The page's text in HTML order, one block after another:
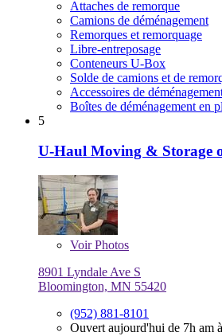
Attaches de remorque
Camions de déménagement
Remorques et remorquage
Libre-entreposage
Conteneurs U-Box
Solde de camions et de
Accessoires de
Boîtes de déménagement en
5
U-Haul Moving & Storage
VoirPhotos
8901 Lyndale Ave S
Bloomington, MN 55420
(952) 881-8101
Ouvert aujourd'hui de 7h am